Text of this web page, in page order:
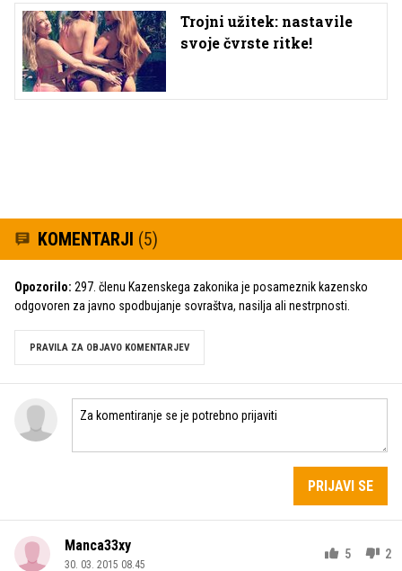
Trojni užitek: nastavile
svoje čvrste ritke!
KOMENTARJI (5)
Opozorilo: 297. členu Kazenskega zakonika je posameznik kazensko
odgovoren za javno spodbujanje sovraštva, nasilja ali nestrpnosti.
PRAVILA ZA OBJAVO KOMENTARJEV
PRIJAVI SE
Manca33xy
30. 03. 2015 08.45
5 2